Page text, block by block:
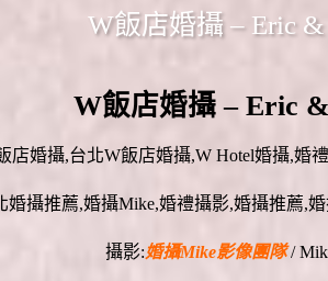
W飯店婚攝 – Eric &
W飯店婚攝 – Eric
店婚攝,台北W飯店婚攝,W Hotel婚攝,婚
攝影:婚攝Mike影像團隊/